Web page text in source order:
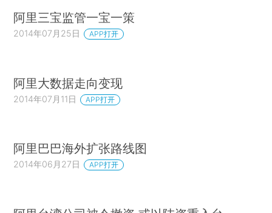
阿里三宝监管一宝一策
2014年07月25日 APP打开
阿里大数据走向变现
2014年07月11日 APP打开
阿里巴巴海外扩张路线图
2014年06月27日 APP打开